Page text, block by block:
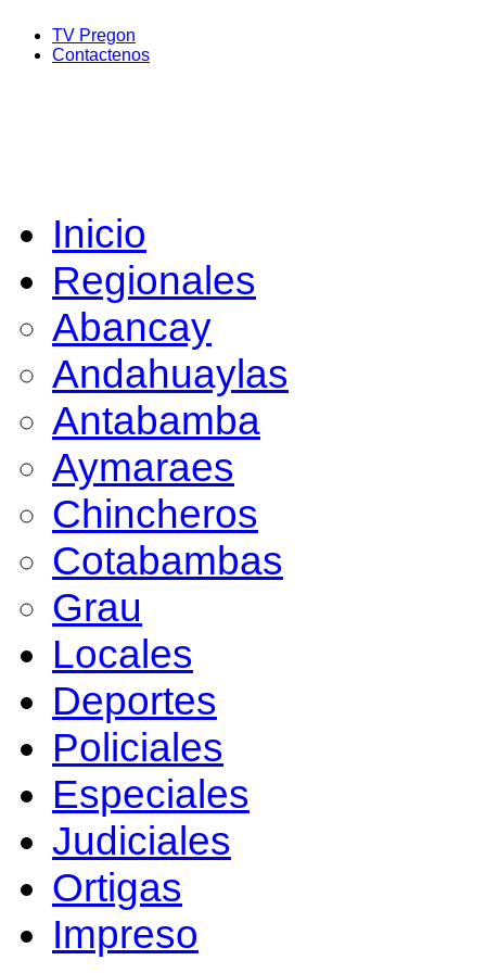
TV Pregon
Contactenos
Inicio
Regionales
Abancay
Andahuaylas
Antabamba
Aymaraes
Chincheros
Cotabambas
Grau
Locales
Deportes
Policiales
Especiales
Judiciales
Ortigas
Impreso